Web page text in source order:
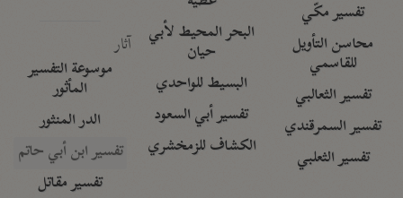
تفسير مكّي
محاسن التأويل
للقاسمي
تفسير الثعالبي
تفسير السمرقندي
تفسير الثعلبي
البحر المحيط لأبي
حيان
البسيط للواحدي
تفسير أبي السعود
الكشاف للزمخشري
آثار
موسوعة التفسير
المأثور
الدر المنثور
تفسير ابن أبي حاتم
تفسير مقاتل